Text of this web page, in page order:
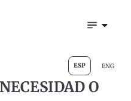
ESP ENG
O